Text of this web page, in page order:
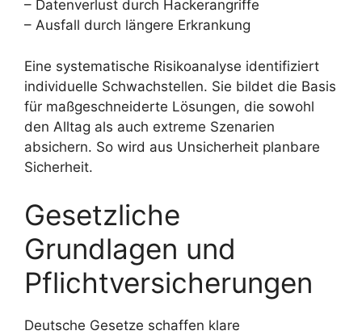
– Datenverlust durch Hackerangriffe
– Ausfall durch längere Erkrankung
Eine systematische Risikoanalyse identifiziert
individuelle Schwachstellen. Sie bildet die Basis
für maßgeschneiderte Lösungen, die sowohl
den Alltag als auch extreme Szenarien
absichern. So wird aus Unsicherheit planbare
Sicherheit.
Gesetzliche
Grundlagen und
Pflichtversicherungen
Deutsche Gesetze schaffen klare